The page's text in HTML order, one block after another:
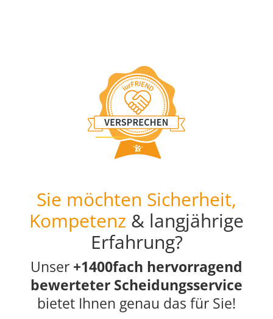
Sie möchten Sicherheit,
Kompetenz & langjährige
Erfahrung?
Unser +1400fach hervorragend
bewerteter Scheidungsservice
bietet Ihnen genau das für Sie!